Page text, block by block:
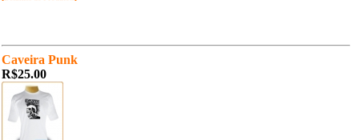
Caveira Punk
R$25.00